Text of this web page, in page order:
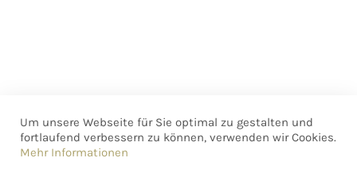
Um unsere Webseite für Sie optimal zu gestalten und
fortlaufend verbessern zu können, verwenden wir Cookies.
Mehr Informationen